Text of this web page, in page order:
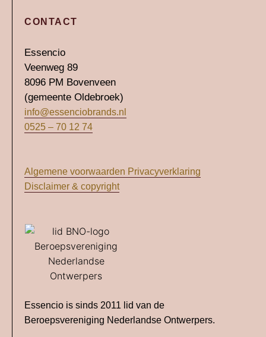
CONTACT
Essencio
Veenweg 89
8096 PM Bovenveen
(gemeente Oldebroek)
info@essenciobrands.nl
0525 – 70 12 74
Algemene voorwaarden Privacyverklaring
Disclaimer & copyright
Essencio is sinds 2011 lid van de
Beroepsvereniging Nederlandse Ontwerpers.